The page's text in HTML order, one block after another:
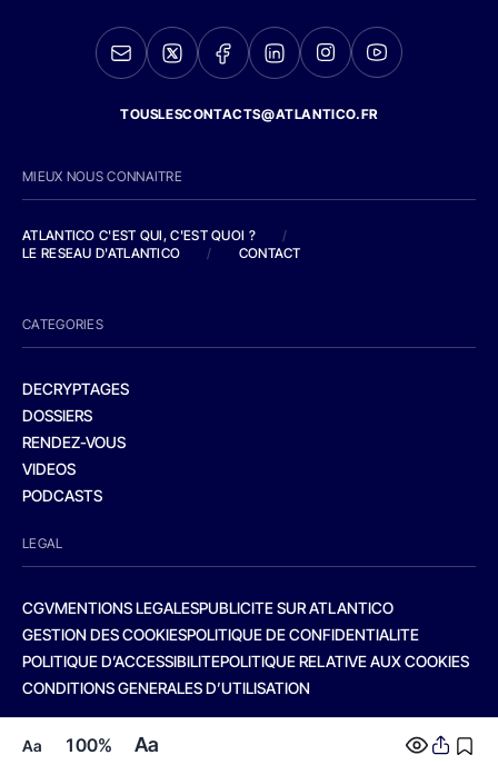
Aa 100% Aa
TOUSLESCONTACTS@ATLANTICO.FR
MIEUX NOUS CONNAITRE
ATLANTICO C'EST QUI, C'EST QUOI ?
/
LE RESEAU D'ATLANTICO
/ CONTACT
CATEGORIES
DECRYPTAGES
DOSSIERS
RENDEZ-VOUS
VIDEOS
PODCASTS
LEGAL
CGVMENTIONS LEGALESPUBLICITE SUR ATLANTICO
GESTION DES COOKIESPOLITIQUE DE CONFIDENTIALITE
POLITIQUE D’ACCESSIBILITEPOLITIQUE RELATIVE AUX COOKIES
CONDITIONS GENERALES D’UTILISATION